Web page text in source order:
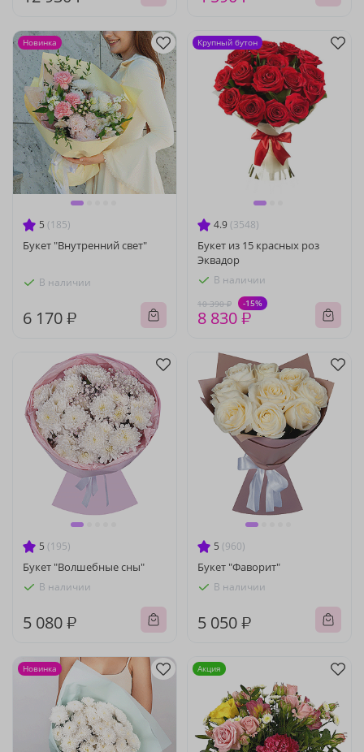
5 (185)
Букет "Внутренний свет"
В наличии
6 170 ₽
Новинка
4.9 (3548)
Букет из 15 красных роз
Эквадор
В наличии
10 390 ₽ -15%
8 830 ₽
Крупный бутон
5 (195)
Букет "Волшебные сны"
В наличии
5 080 ₽
5 (960)
Букет "Фаворит"
В наличии
5 050 ₽
Новинка Акция